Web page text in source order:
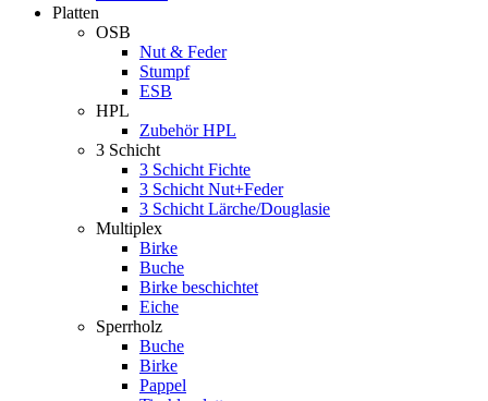
Platten
OSB
Nut & Feder
Stumpf
ESB
HPL
Zubehör HPL
3 Schicht
3 Schicht Fichte
3 Schicht Nut+Feder
3 Schicht Lärche/Douglasie
Multiplex
Birke
Buche
Birke beschichtet
Eiche
Sperrholz
Buche
Birke
Pappel